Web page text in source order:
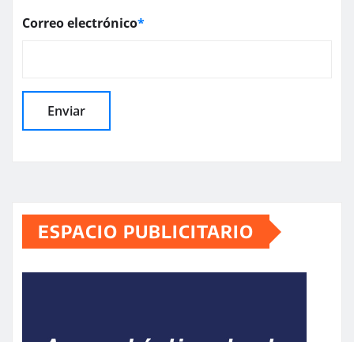
Correo electrónico*
ESPACIO PUBLICITARIO